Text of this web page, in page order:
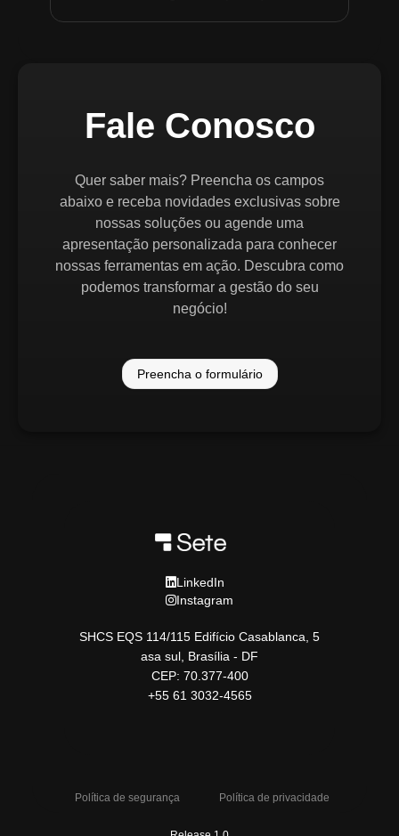
Fale Conosco
Quer saber mais? Preencha os campos
abaixo e receba novidades exclusivas sobre
nossas soluções ou agende uma
apresentação personalizada para conhecer
nossas ferramentas em ação. Descubra como
podemos transformar a gestão do seu
negócio!
Preencha o formulário
LinkedIn
Instagram
SHCS EQS 114/115 Edifício Casablanca, 5
asa sul, Brasília - DF
CEP: 70.377-400
+55 61 3032-4565
Política de segurança Política de privacidade